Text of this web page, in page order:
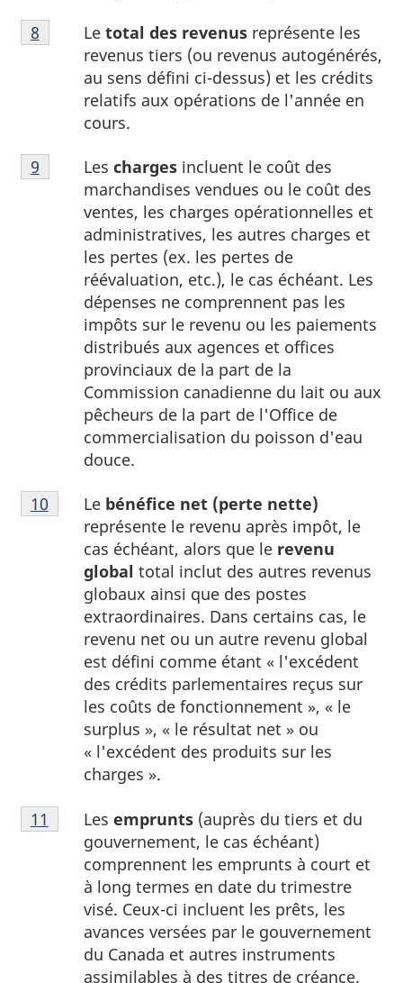
Note
8
Le total des revenusreprésente les
revenus tiers (ou revenus autogénérés,
au sens défini ci-dessus) et les crédits
relatifs aux opérations de l'année en
cours.
Retour à la référence de la note
8 du tableau 1
Note
9
Les chargesincluent le coût des
marchandises vendues ou le coût des
ventes, les charges opérationnelles et
administratives, les autres charges et
les pertes (ex. les pertes de
réévaluation, etc.), le cas échéant. Les
dépenses ne comprennent pas les
impôts sur le revenu ou les paiements
distribués aux agences et offices
provinciaux de la part de la
Commission canadienne du lait ou aux
pêcheurs de la part de l'Office de
commercialisation du poisson d'eau
douce.
Retour à la référence de la note
9 du tableau 1
Note
10
Le bénéfice net (perte nette)
représente le revenu après impôt, le
cas échéant, alors que le revenu
global total inclut des autres revenus
globaux ainsi que des postes
extraordinaires. Dans certains cas, le
revenu net ou un autre revenu global
est défini comme étant « l'excédent
des crédits parlementaires reçus sur
les coûts de fonctionnement », « le
surplus », « le résultat net » ou
« l'excédent des produits sur les
charges ».
Retour à la référence de la note
10 du tableau 1
Note
11
Les emprunts(auprès du tiers et du
gouvernement, le cas échéant)
comprennent les emprunts à court et
à long termes en date du trimestre
visé. Ceux-ci incluent les prêts, les
avances versées par le gouvernement
du Canada et autres instruments
assimilables à des titres de créance.
Retour à la référence de la note
11 du tableau 1